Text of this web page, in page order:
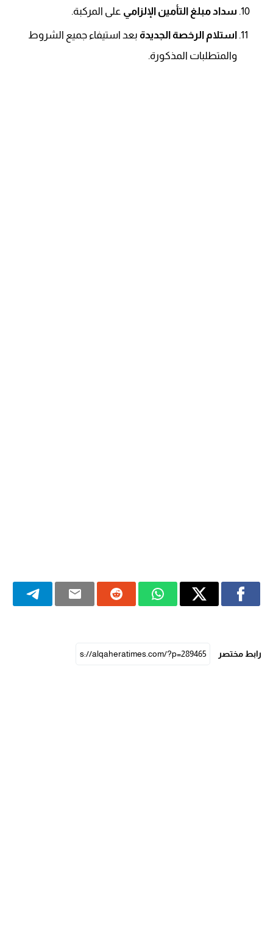
سداد مبلغ التأمين الإلزامي على المركبة.
استلام الرخصة الجديدة بعد استيفاء جميع الشروط
والمتطلبات المذكورة.
رابط مختصر